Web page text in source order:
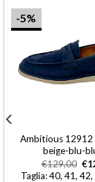
-5%
Ambitious 12912
beige-blu-
€129,00 €
Taglia: 40, 41,